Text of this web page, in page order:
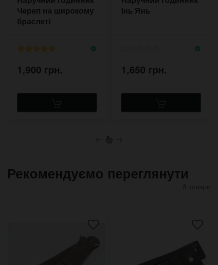
Череп на широкому
браслеті
1,900 грн.
Інь Янь
1,650 грн.
← →
Рекомендуємо переглянути